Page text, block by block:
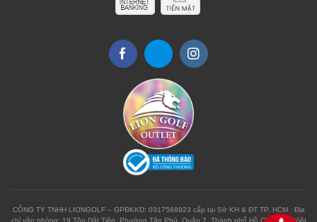
CÔNG TY TNHH LIONGOLF – GPĐKKD: 0317568923 cấp tại Sở KH & ĐT TP. HCM . Địa